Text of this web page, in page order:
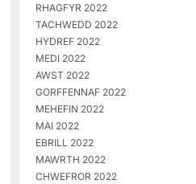
RHAGFYR 2022
TACHWEDD 2022
HYDREF 2022
MEDI 2022
AWST 2022
GORFFENNAF 2022
MEHEFIN 2022
MAI 2022
EBRILL 2022
MAWRTH 2022
CHWEFROR 2022